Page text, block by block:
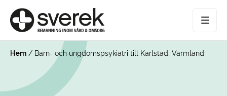
Hem / Barn- och ungdomspsykiatri till Karlstad, Värmland